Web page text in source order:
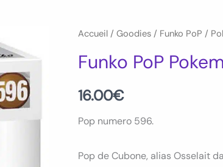
Accueil / Goodies / Funko PoP /
Funko PoP
16.00€
Pop numero 596.
Pop de Cubone, alias Osselait
quantité
Funko
PoP
Pokemon
: